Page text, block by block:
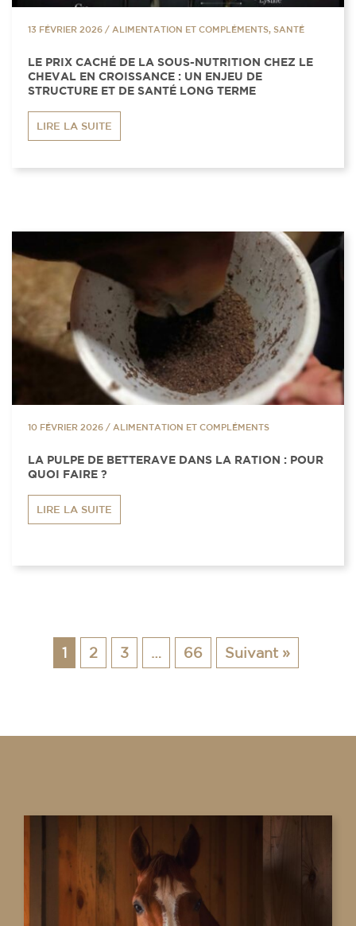
13 FÉVRIER 2026 / ALIMENTATION ET COMPLÉMENTS, SANTÉ
LE PRIX CACHÉ DE LA SOUS-NUTRITION CHEZ LE
CHEVAL EN CROISSANCE : UN ENJEU DE
STRUCTURE ET DE SANTÉ LONG TERME
LIRE LA SUITE
10 FÉVRIER 2026 / ALIMENTATION ET COMPLÉMENTS
LA PULPE DE BETTERAVE DANS LA RATION : POUR
QUOI FAIRE ?
LIRE LA SUITE
1 2 3 … 66 Suivant »